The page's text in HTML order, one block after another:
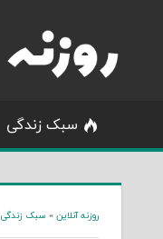
content
سبک زندگی
روزنه آنلاین » سبک زندگی